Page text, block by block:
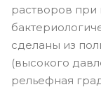
растворов при
сделаны из
(высокого
рельефная